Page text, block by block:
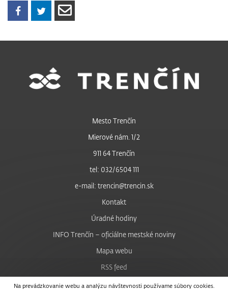
Na prevádzkovanie webu a analýzu návštevnosti používame súbory cookies.
Mesto Trenčín
Mierové nám. 1/2
911 64 Trenčín
tel: 032/6504 111
e-mail: trencin@trencin.sk
Kontakt
Úradné hodiny
INFO Trenčín – oficiálne mestské noviny
Mapa webu
RSS feed
Nastavenie cookies